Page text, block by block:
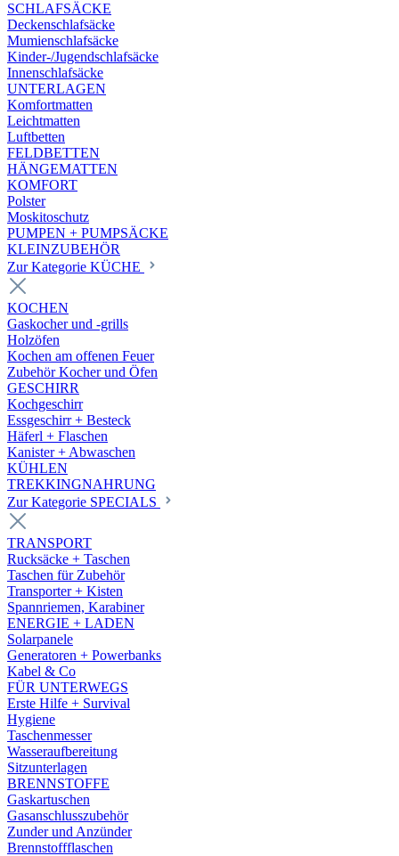
SCHLAFSÄCKE
Deckenschlafsäcke
Mumienschlafsäcke
Kinder-/Jugendschlafsäcke
Innenschlafsäcke
UNTERLAGEN
Komfortmatten
Leichtmatten
Luftbetten
FELDBETTEN
HÄNGEMATTEN
KOMFORT
Polster
Moskitoschutz
PUMPEN + PUMPSÄCKE
KLEINZUBEHÖR
Zur Kategorie KÜCHE
KOCHEN
Gaskocher und -grills
Holzöfen
Kochen am offenen Feuer
Zubehör Kocher und Öfen
GESCHIRR
Kochgeschirr
Essgeschirr + Besteck
Häferl + Flaschen
Kanister + Abwaschen
KÜHLEN
TREKKINGNAHRUNG
Zur Kategorie SPECIALS
TRANSPORT
Rucksäcke + Taschen
Taschen für Zubehör
Transporter + Kisten
Spannriemen, Karabiner
ENERGIE + LADEN
Solarpanele
Generatoren + Powerbanks
Kabel & Co
FÜR UNTERWEGS
Erste Hilfe + Survival
Hygiene
Taschenmesser
Wasseraufbereitung
Sitzunterlagen
BRENNSTOFFE
Gaskartuschen
Gasanschlusszubehör
Zunder und Anzünder
Brennstoffflaschen